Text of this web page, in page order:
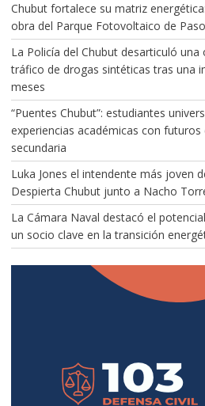
Chubut fortalece su matriz
obra del Parque Fotovoltaico de
La Policía del Chubut desarticuló una
tráfico de drogas sintéticas tras una
meses
“Puentes Chubut”: estudiantes
experiencias académicas con futuros
secundaria
Luka Jones el intendente más joven
Despierta Chubut junto a Nacho
La Cámara Naval destacó el
un socio clave en la transición